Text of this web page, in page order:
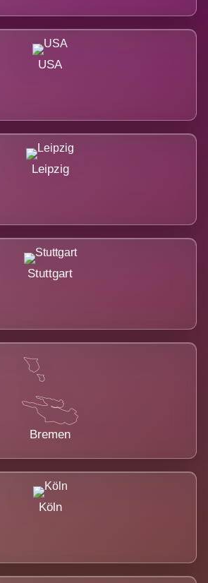
USA
Leipzig
Stuttgart
Bremen
Köln